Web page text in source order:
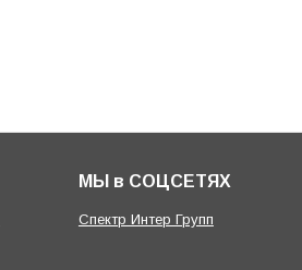
МЫ в СОЦСЕТЯХ
Спектр Интер Групп